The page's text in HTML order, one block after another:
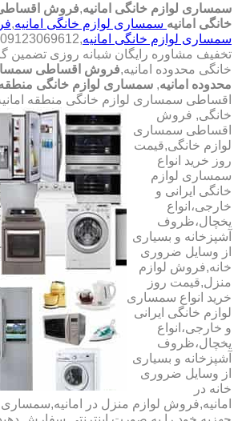
سمساری لوازم خانگی امانیه,فروش
خانگی امانیه سمساری لوازم خانگی امانیه,
سمساری لوازم خانگی امانیه
تخفیف مشاوره رایگان شبانه روزی تضمین
خانگی محدوده امانیه,فروش اقساطی
محدوده امانیه, سمساری لوازم خانگی منطقه
اقساطی سمساری لوازم خانگی منطقه
خانگی, فروش
اقساطی سمساری
لوازم خانگی,قیمت
روز خرید انواع
سمساری لوازم
خانگی ایرانی و
خارجی،انواع
یخچال،ظروف
آشپزخانه و بسیاری
از وسایل ضروری
خانه,فروش لوازم
منزل,قیمت روز
خرید انواع سمساری
لوازم خانگی ایرانی
و خارجی،انواع
یخچال،ظروف
آشپزخانه و بسیاری
از وسایل ضروری
خانه در
امانیه,فروش لوازم منزل در